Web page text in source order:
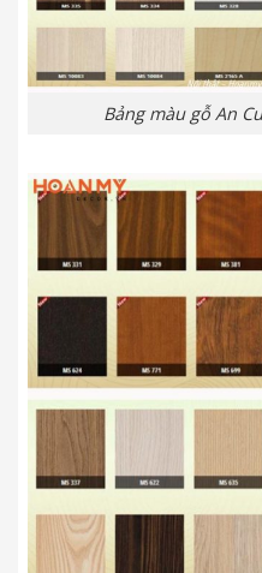
Bảng màu gỗ An